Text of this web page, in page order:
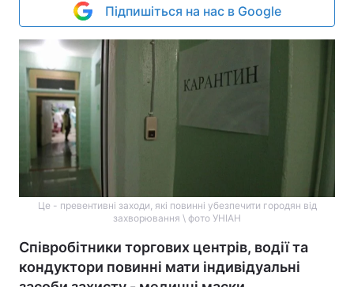
Підпишіться на нас в Google
Це - превентивні заходи, які повинні убезпечити городян від
захворювання \ фото УНІАН
Співробітники торгових центрів, водії та
кондуктори повинні мати індивідуальні